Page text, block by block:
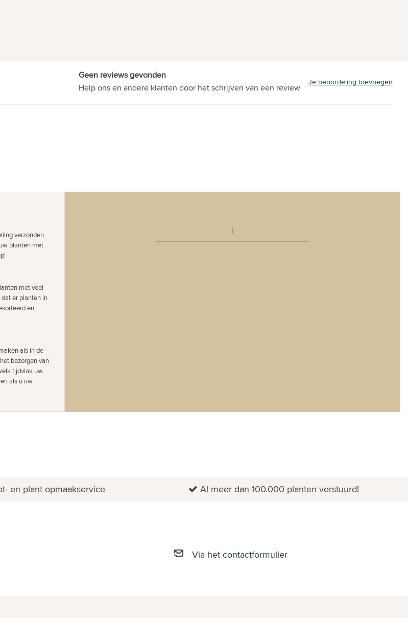
Geen reviews gevonden
Help ons en andere klanten door het schrijven van een review
Je beoordeling toevoegen
verzonden
planten met
met veel
er planten in
en
als in de
bezorgen van
tijdvlak uw
als u uw
en plant opmaakservice Al meer dan 100.000 planten verstuurd!
Via het contactformulier